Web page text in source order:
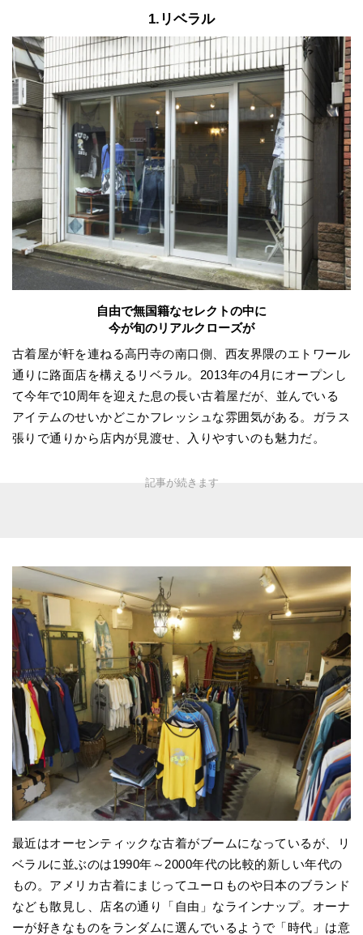
1.リベラル
自由で無国籍なセレクトの中に
今が旬のリアルクローズが
古着屋が軒を連ねる高円寺の南口側、西友界隈のエトワール
通りに路面店を構えるリベラル。2013年の4月にオープンし
て今年で10周年を迎えた息の長い古着屋だが、並んでいる
アイテムのせいかどこかフレッシュな雰囲気がある。ガラス
張りで通りから店内が見渡せ、入りやすいのも魅力だ。
最近はオーセンティックな古着がブームになっているが、リ
ベラルに並ぶのは1990年～2000年代の比較的新しい年代の
もの。アメリカ古着にまじってユーロものや日本のブランド
なども散見し、店名の通り「自由」なラインナップ。オーナ
ーが好きなものをランダムに選んでいるようで「時代」は意